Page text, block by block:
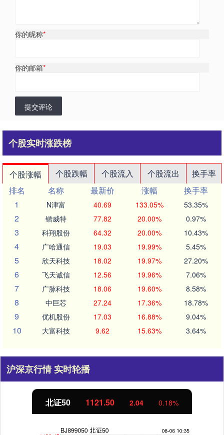
你的昵称*
你的邮箱*
提交评论
个股实时涨跌榜
个股涨幅 个股跌幅 个股流入 个股流出
换手率
排名
名称 最新价 涨幅
换手率
1
N津富 40.69 133.05% 53.35%
2 锴威特 77.82 20.00% 0.97%
3 科翔股份 64.32 20.00% 10.43%
4 广哈通信 19.03 19.99% 5.45%
5 欣天科技 18.02 19.97% 27.20%
6 飞天诚信 12.56 19.96% 7.06%
7 广脉科技 18.06 19.60% 8.58%
8 中巨芯 27.24 17.36% 18.78%
9 优机股份 17.03 16.88% 9.04%
10 大富科技 9.62 15.63% 3.64%
沪深京行情 实时轮播
北证50 1121.50 2.04 0.18%